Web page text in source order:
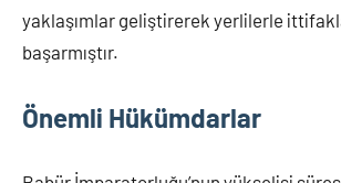
yaklaşımlar geliştirerek yerlilerle
başarmıştır.
Önemli Hükümdarlar